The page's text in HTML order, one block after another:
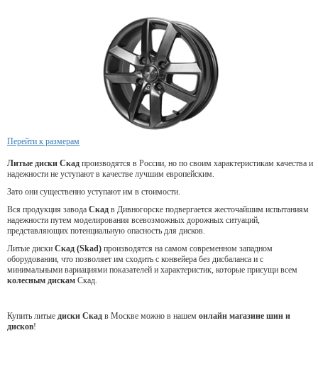
Перейти к размерам
Литые диски Скад производятся в России, но по своим характеристикам качества и
надежности не уступают в качестве лучшим европейским.
Зато они существенно уступают им в стоимости.
Вся продукция завода Скад в Дивногорске подвергается жесточайшим испытаниям
надежности путем моделирования всевозможных дорожных ситуаций,
представляющих потенциальную опасность для дисков.
Литые диски Скад (Skad) производятся на самом современном западном
оборудовании, что позволяет им сходить с конвейера без дисбаланса и с
минимальными вариациями показателей и характеристик, которые присущи всем
колесным дискам Скад.
Купить литые диски Скад в Москве можно в нашем онлайн магазине шин и
дисков!